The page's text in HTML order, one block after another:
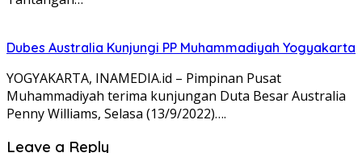
Dubes Australia Kunjungi PP Muhammadiyah Yogyakarta
YOGYAKARTA, INAMEDIA.id – Pimpinan Pusat
Muhammadiyah terima kunjungan Duta Besar Australia
Penny Williams, Selasa (13/9/2022)….
Leave a Reply